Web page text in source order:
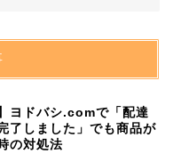
ヨドバシ.comで「配達
了しました」でも商品が
の対処法